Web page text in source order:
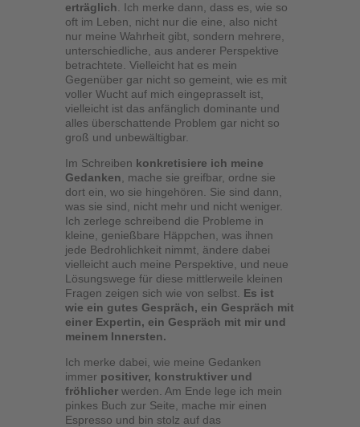
erträglich . Ich merke dann, dass es, wie so
oft im Leben, nicht nur die eine, also nicht
nur meine Wahrheit gibt, sondern mehrere,
unterschiedliche, aus anderer Perspektive
betrachtete. Vielleicht hat es mein
Gegenüber gar nicht so gemeint, wie es mit
voller Wucht auf mich eingeprasselt ist,
vielleicht ist das anfänglich dominante und
alles überschattende Problem gar nicht so
groß und unbewältigbar.
Im Schreiben konkretisiere ich meine
Gedanken , mache sie greifbar, ordne sie
dort ein, wo sie hingehören. Sie sind dann,
was sie sind, nicht mehr und nicht weniger.
Ich zerlege schreibend die Probleme in
kleine, genießbare Häppchen, was ihnen
jede Bedrohlichkeit nimmt, ändere dabei
vielleicht auch meine Perspektive, und neue
Lösungswege für diese mittlerweile kleinen
Fragen zeigen sich wie von selbst. Es ist
wie ein gutes Gespräch, ein Gespräch mit
einer Expertin, ein Gespräch mit mir und
meinem Innersten.
Ich merke dabei, wie meine Gedanken
immer positiver, konstruktiver und
fröhlicher werden. Am Ende lege ich mein
pinkes Buch zur Seite, mache mir einen
Espresso und bin stolz auf das